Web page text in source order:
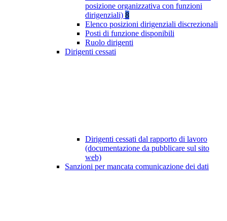
posizione organizzativa con funzioni
dirigenziali) 8
Elenco posizioni dirigenziali discrezionali
Posti di funzione disponibili
Ruolo dirigenti
Dirigenti cessati
Dirigenti cessati dal rapporto di lavoro
(documentazione da pubblicare sul sito
web)
Sanzioni per mancata comunicazione dei dati